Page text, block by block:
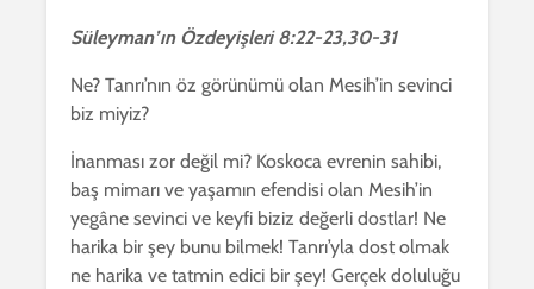
Süleyman’ın Özdeyişleri 8:22-23,30-31
Ne? Tanrı’nın öz görünümü olan Mesih’in sevinci
biz miyiz?
İnanması zor değil mi? Koskoca evrenin sahibi,
baş mimarı ve yaşamın efendisi olan Mesih’in
yegâne sevinci ve keyfi biziz değerli dostlar! Ne
harika bir şey bunu bilmek! Tanrı’yla dost olmak
ne harika ve tatmin edici bir şey! Gerçek doluluğu